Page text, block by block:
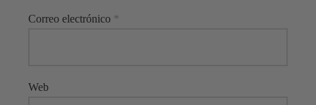
Correo electrónico *
Web